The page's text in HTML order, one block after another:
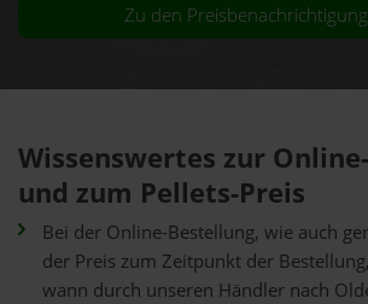
Zu den
Wissenswertes zur
und zum Pellets-Preis
Bei der Online-Bestellung, wie auch
der Preis zum Zeitpunkt der
wann durch unseren Händler nach